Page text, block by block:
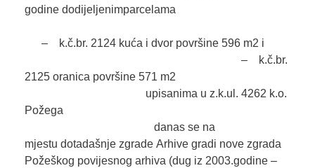
godine dodijeljenimparcelama
– k.č.br. 2124 kuća i dvor površine 596 m2 i
– k.č.br.
2125 oranica površine 571 m2
upisanima u z.k.ul. 4262 k.o.
Požega
danas se na
mjestu dotadašnje zgrade Arhive gradi nove zgrada
Požeškog povijesnog arhiva (dug iz 2003.godine –